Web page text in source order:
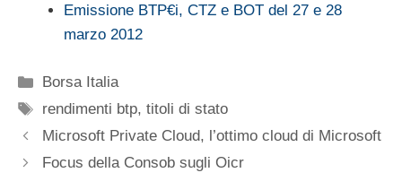
Emissione BTP€i, CTZ e BOT del 27 e 28
marzo 2012
Categorie
Borsa Italia
Tag
rendimenti btp,titoli di stato
Microsoft Private Cloud, l’ottimo cloud di Microsoft
Focus della Consob sugli Oicr